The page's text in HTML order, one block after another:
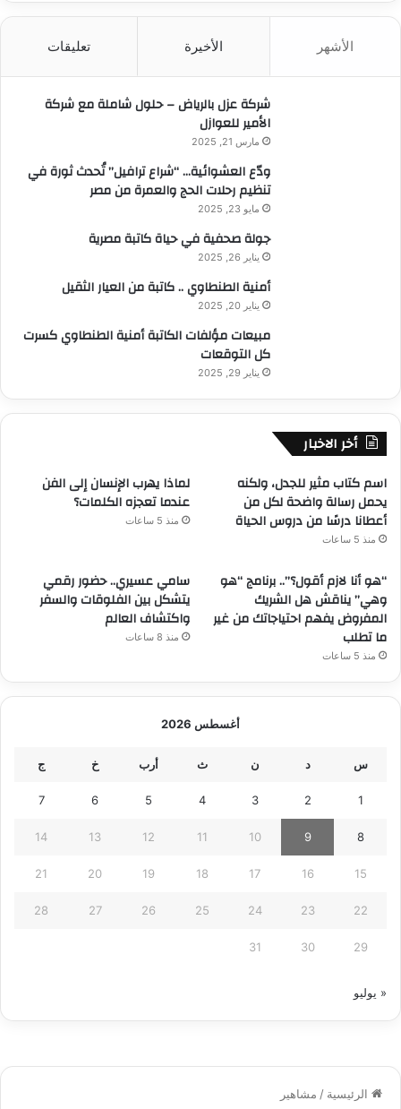
الأشهر الأخيرة تعليقات
شركة عزل بالرياض – حلول شاملة مع شركة
الأمير للعوازل
مارس 21, 2025
ودّع العشوائية… “شراع ترافيل” تُحدث ثورة في
تنظيم رحلات الحج والعمرة من مصر
مايو 23, 2025
جولة صحفية في حياة كاتبة مصرية
يناير 26, 2025
أمنية الطنطاوي .. كاتبة من العيار الثقيل
يناير 20, 2025
مبيعات مؤلفات الكاتبة أمنية الطنطاوي كسرت
كل التوقعات
يناير 29, 2025
أخر الاخبار
​اسم كتاب مثير للجدل، ولكنه
يحمل رسالة واضحة لكل من
أعطانا درسًا من دروس الحياة
منذ 5 ساعات
لماذا يهرب الإنسان إلى الفن
عندما تعجزه الكلمات؟
منذ 5 ساعات
“هو أنا لازم أقول؟”.. برنامج “هو
وهي” يناقش هل الشريك
المفروض يفهم احتياجاتك من غير
ما تطلب
منذ 5 ساعات
سامي عسيري.. حضور رقمي
يتشكل بين الفلوقات والسفر
واكتشاف العالم
منذ 8 ساعات
أغسطس 2026
س د ن ث أرب خ ج
1
2
3
4
5
6
7
8
9
10
11
12
13
14
15
16
17
18
19
20
21
22
23
24
25
26
27
28
29
30
31
« يوليو